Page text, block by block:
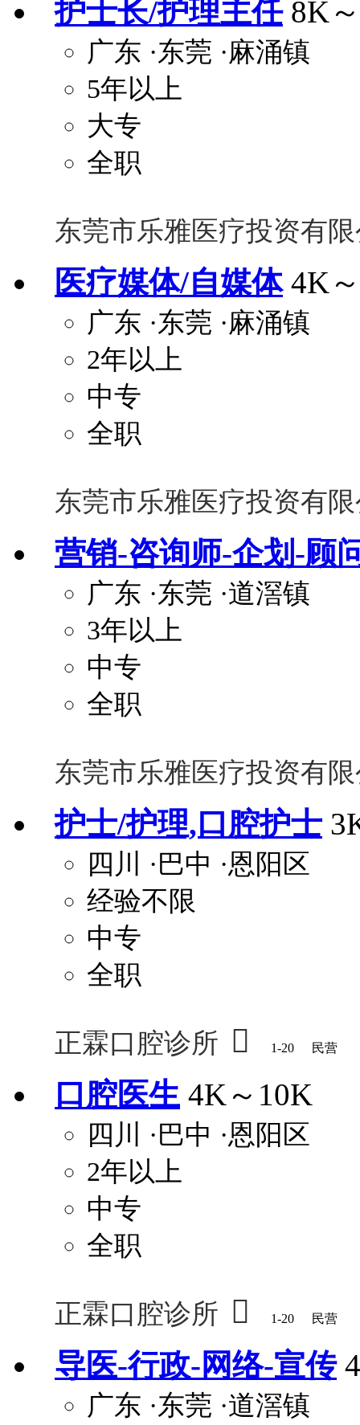
护士长/护理主任 8K
广东 ·东莞 ·麻涌镇
5年以上
大专
全职
东莞市乐雅医疗投资有
医疗媒体/自媒体 4K
广东 ·东莞 ·麻涌镇
2年以上
中专
全职
东莞市乐雅医疗投资有
营销-咨询师-企划-顾
广东 ·东莞 ·道滘镇
3年以上
中专
全职
东莞市乐雅医疗投资有
护士/护理,口腔护士
四川 ·巴中 ·恩阳区
经验不限
中专
全职
正霖口腔诊所  1-20 民营
口腔医生 4K～10K
四川 ·巴中 ·恩阳区
2年以上
中专
全职
正霖口腔诊所  1-20 民营
导医-行政-网络-宣传
广东 ·东莞 ·道滘镇